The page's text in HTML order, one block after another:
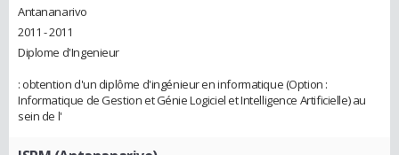
Antananarivo
2011 - 2011
Diplome d'Ingenieur
: obtention d'un diplôme d'ingénieur en informatique (Option :
Informatique de Gestion et Génie Logiciel et Intelligence Artificielle) au
sein de l'